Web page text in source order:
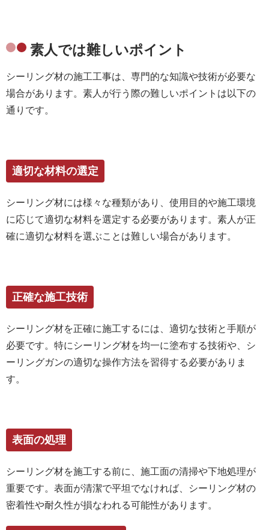
素人では難しいポイント
シーリング材の施工工事は、専門的な知識や技術が必要な
場合があります。素人が行う際の難しいポイントは以下の
通りです。
適切な材料の選定
シーリング材には様々な種類があり、使用目的や施工環境
に応じて適切な材料を選定する必要があります。素人が正
確に適切な材料を選ぶことは難しい場合があります。
正確な施工技術
シーリング材を正確に施工するには、適切な技術と手順が
必要です。特にシーリング材を均一に塗布する技術や、シ
ーリングガンの適切な操作方法を習得する必要がありま
す。
表面の処理
シーリング材を施工する前に、施工面の清掃や下地処理が
重要です。表面が清潔で平坦でなければ、シーリング材の
密着性や耐久性が損なわれる可能性があります。